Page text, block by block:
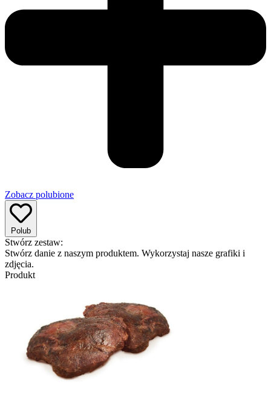
Zobacz polubione
Polub
Stwórz zestaw:
Stwórz danie z naszym produktem. Wykorzystaj nasze grafiki i
zdjęcia.
Produkt